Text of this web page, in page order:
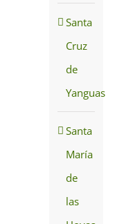
Santa
Cruz
de
Yanguas
Santa
María
de
las